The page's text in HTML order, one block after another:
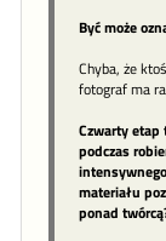
Być może
Chyba, że
fotograf ma
Czwarty etap
podczas
materiału
ponad